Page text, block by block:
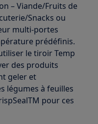
– Viande/Fruits de
Snacks ou
multi-portes
prédéfinis.
le tiroir Temp
des produits
geler et
légumes à feuilles
pour ces